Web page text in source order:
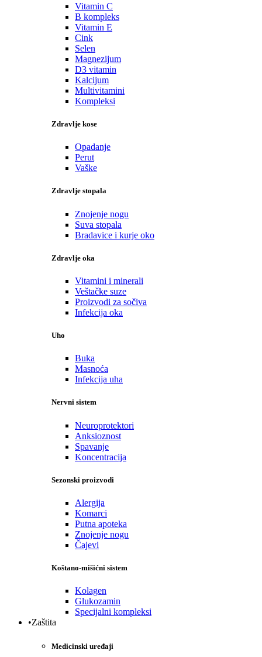
Vitamin C
B kompleks
Vitamin E
Cink
Selen
Magnezijum
D3 vitamin
Kalcijum
Multivitamini
Kompleksi
Zdravlje kose
Opadanje
Perut
Vaške
Zdravlje stopala
Znojenje nogu
Suva stopala
Bradavice i kurje oko
Zdravlje oka
Vitamini i minerali
Veštačke suze
Proizvodi za sočiva
Infekcija oka
Uho
Buka
Masnoća
Infekcija uha
Nervni sistem
Neuroprotektori
Anksioznost
Spavanje
Koncentracija
Sezonski proizvodi
Alergija
Komarci
Putna apoteka
Znojenje nogu
Čajevi
Koštano-mišićni sistem
Kolagen
Glukozamin
Specijalni kompleksi
•Zaštita
Medicinski uređaji